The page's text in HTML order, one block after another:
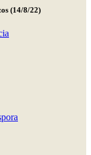
(14/8/22)